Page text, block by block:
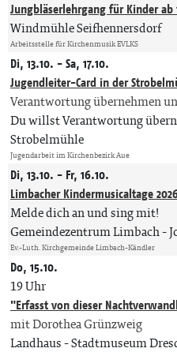
Jungbläserlehrgang für Kinder ab
Windmühle Seifhennersdorf
Arbeitsstelle für Kirchenmusik EVLKS
Di, 13.10. - Sa, 17.10.
Jugendleiter-Card in der
Verantwortung übernehmen
Du willst Verantwortung
Strobelmühle
Jugendarbeit im Kirchenbezirk Aue
Di, 13.10. - Fr, 16.10.
Limbacher Kindermusicaltage
Melde dich an und sing mit!
Gemeindezentrum Limbach
Ev.-Luth. Kirchgemeinde Limbach-Kändler
Do, 15.10.
19 Uhr
"Erfasst von dieser
mit Dorothea Grünzweig
Landhaus - Stadtmuseum